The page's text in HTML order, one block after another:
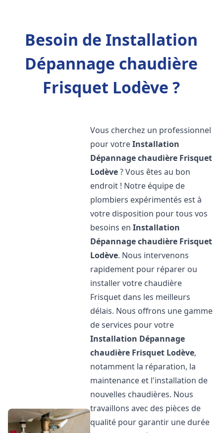
Besoin de Installation
Dépannage chaudière
Frisquet Lodève ?
Vous cherchez un professionnel
pour votreInstallation
Dépannage chaudière Frisquet
Lodève? Vous êtes au bon
endroit ! Notre équipe de
plombiers expérimentés est à
votre disposition pour tous vos
besoins enInstallation
Dépannage chaudière Frisquet
Lodève. Nous intervenons
rapidement pour réparer ou
installer votre chaudière
Frisquet dans les meilleurs
délais. Nous offrons une gamme
de services pour votre
Installation Dépannage
chaudière Frisquet Lodève,
notamment la réparation, la
maintenance et l'installation de
nouvelles chaudières. Nous
travaillons avec des pièces de
qualité pour garantir une durée